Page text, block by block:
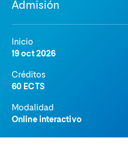
Admisión
Inicio
19 oct 2026
Créditos
60 ECTS
Modalidad
Online interactivo